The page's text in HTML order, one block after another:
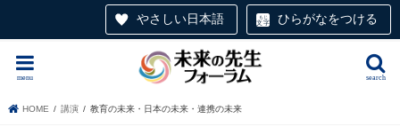
やさしい日本語 ひらがなをつける
search
menu
HOME 講演 教育の未来・日本の未来・連携の未来